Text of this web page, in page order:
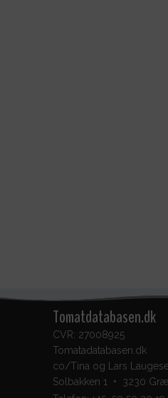
Tomatdatabasen.dk
CVR: 27008925
Tomatadatabasen.dk
co/Tina og Lars
Solbakken 1 • 3230